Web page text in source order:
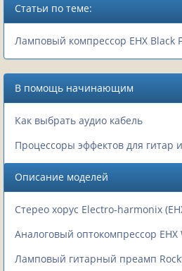
Статьи по теме:
Ламповый компрессор EHX Black
В помощь начинающим
Как выбрать аудио кабель
Процессоры эффектов для гитар
Описание моделей
Стерео хорус Electro-harmonix
Аналоговый оптокомпрессор
Ламповый гитарный преамп